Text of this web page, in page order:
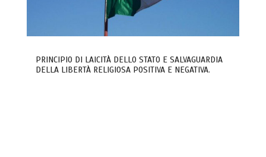
PRINCIPIO DI LAICITÀ DELLO STATO E SALVAGUARDIA
DELLA LIBERTÀ RELIGIOSA POSITIVA E NEGATIVA.